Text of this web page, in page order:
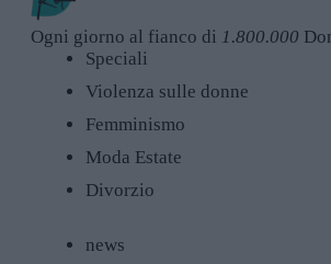
Ogni giorno al fianco di 1.800.000
Speciali
Violenza sulle donne
Femminismo
Moda Estate
Divorzio
news